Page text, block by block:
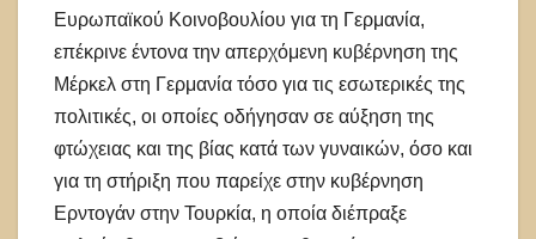
Ευρωπαϊκού Κοινοβουλίου για τη Γερμανία,
επέκρινε έντονα την απερχόμενη κυβέρνηση της
Μέρκελ στη Γερμανία τόσο για τις εσωτερικές της
πολιτικές, οι οποίες οδήγησαν σε αύξηση της
φτώχειας και της βίας κατά των γυναικών, όσο και
για τη στήριξη που παρείχε στην κυβέρνηση
Ερντογάν στην Τουρκία, η οποία διέπραξε